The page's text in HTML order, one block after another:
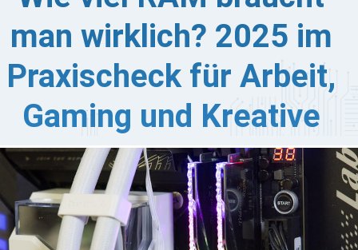
man wirklich? 2025 im
Praxischeck für Arbeit,
Gaming und Kreative
2025 einen Rechner nutzt, merkt schnell: Ohne genug
wird's zäh. Programme ruckeln, Tabs frieren ein, und
aufwendigen Anwendungen ist Stillstand
Aber wie viel Arbeitsspeicher braucht
tatsächlich? Die kurze Antwort: Es kommt drauf an.
lange Antwort findet man hier – für alle, die nicht